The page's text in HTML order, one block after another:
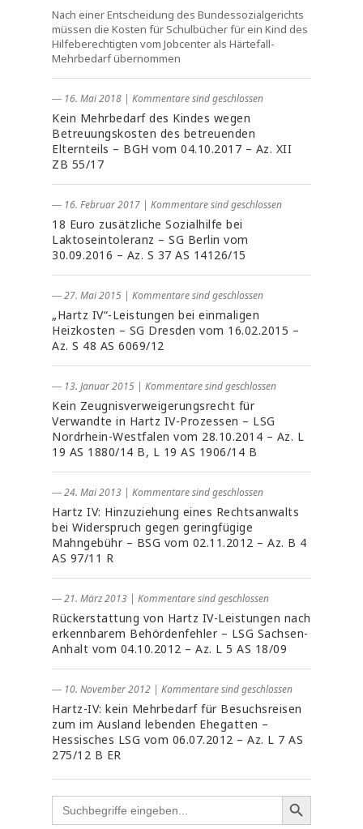
Nach einer Entscheidung des Bundessozialgerichts
müssen die Kosten für Schulbücher für ein Kind des
Hilfeberechtigten vom Jobcenter als Härtefall-
Mehrbedarf übernommen
― 16. Mai 2018 | Kommentare sind geschlossen
Kein Mehrbedarf des Kindes wegen
Betreuungskosten des betreuenden
Elternteils – BGH vom 04.10.2017 – Az. XII
ZB 55/17
― 16. Februar 2017 | Kommentare sind geschlossen
18 Euro zusätzliche Sozialhilfe bei
Laktoseintoleranz – SG Berlin vom
30.09.2016 – Az. S 37 AS 14126/15
― 27. Mai 2015 | Kommentare sind geschlossen
„Hartz IV“-Leistungen bei einmaligen
Heizkosten – SG Dresden vom 16.02.2015 –
Az. S 48 AS 6069/12
― 13. Januar 2015 | Kommentare sind geschlossen
Kein Zeugnisverweigerungsrecht für
Verwandte in Hartz IV-Prozessen – LSG
Nordrhein-Westfalen vom 28.10.2014 – Az. L
19 AS 1880/14 B, L 19 AS 1906/14 B
― 24. Mai 2013 | Kommentare sind geschlossen
Hartz IV: Hinzuziehung eines Rechtsanwalts
bei Widerspruch gegen geringfügige
Mahngebühr – BSG vom 02.11.2012 – Az. B 4
AS 97/11 R
― 21. März 2013 | Kommentare sind geschlossen
Rückerstattung von Hartz IV-Leistungen nach
erkennbarem Behördenfehler – LSG Sachsen-
Anhalt vom 04.10.2012 – Az. L 5 AS 18/09
― 10. November 2012 | Kommentare sind geschlossen
Hartz-IV: kein Mehrbedarf für Besuchsreisen
zum im Ausland lebenden Ehegatten –
Hessisches LSG vom 06.07.2012 – Az. L 7 AS
275/12 B ER
Search
for: